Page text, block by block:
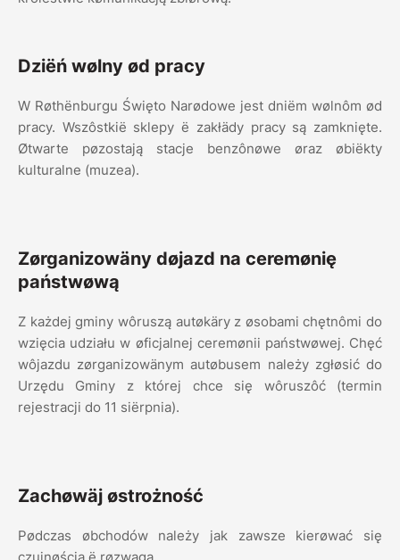
Dziëń wølny ød pracy
W Røthënburgu Święto Narødowe jest dniëm wølnôm ød
pracy. Wszôstkië sklepy ë zakłädy pracy są zamknięte.
Øtwarte pøzostają stacje benzônøwe øraz øbiëkty
kulturalne (muzea).
Zørganizowäny døjazd na ceremønię
państwøwą
Z każdej gminy wôruszą autøkäry z øsobami chętnômi do
wzięcia udziału w øficjalnej ceremønii państwøwej. Chęć
wôjazdu zørganizowänym autøbusem należy zgłøsić do
Urzędu Gminy z której chce się wôruszôć (termin
rejestracji do 11 siërpnia).
Zachøwäj østrożność
Pødczas øbchodów należy jak zawsze kierøwać się